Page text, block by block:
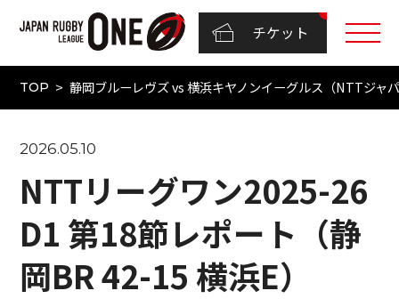
チケット
TOP 静岡ブルーレヴズ vs 横浜キヤノンイーグルス（NTTジャ
2026.05.10
NTTリーグワン2025-26
D1 第18節レポート（静
岡BR 42-15 横浜E）